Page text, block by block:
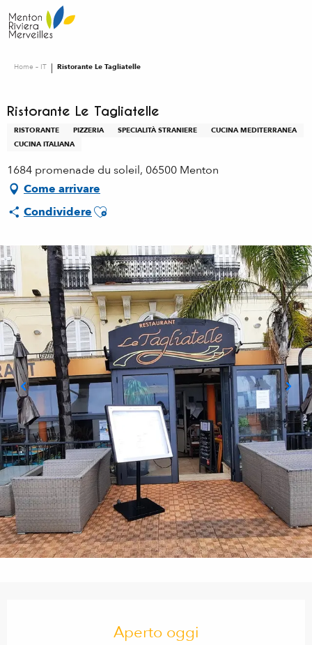
au
contenu
Home – IT Ristorante Le Tagliatelle
Ristorante Le Tagliatelle
RISTORANTE PIZZERIA SPECIALITÀ STRANIERE
CUCINA MEDITERRANEA
CUCINA ITALIANA
1684 promenade du soleil, 06500 Menton
Come arrivare
CondividereAjouter aux favoris
Aperto oggi